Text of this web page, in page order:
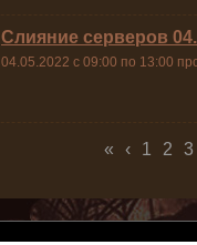
Cлияние серверов
04.05.2022 с 09:00 по 13:00
« ‹ 1 2 3